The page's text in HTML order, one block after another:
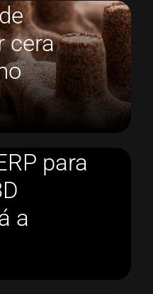
cera
para
a